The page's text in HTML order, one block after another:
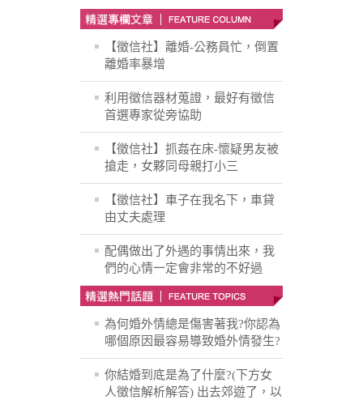
【徵信社】離婚-公務員忙，倒置
離婚率暴增
利用徵信器材蒐證，最好有徵信
首選專家從旁協助
【徵信社】抓姦在床-懷疑男友被
搶走，女夥同母親打小三
【徵信社】車子在我名下，車貸
由丈夫處理
配偶做出了外遇的事情出來，我
們的心情一定會非常的不好過
為何婚外情總是傷害著我?你認為
哪個原因最容易導致婚外情發生?
你結婚到底是為了什麼?(下方女
人徵信解析解答) 出去郊遊了，以